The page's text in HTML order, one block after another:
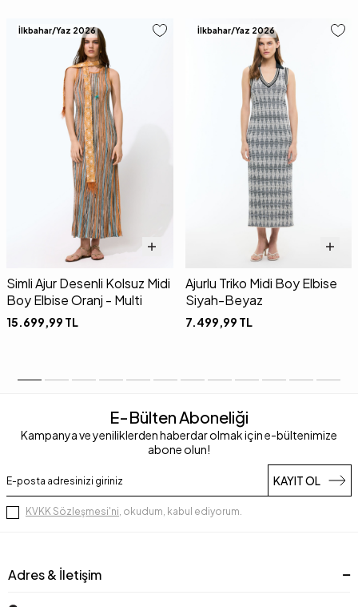
İlkbahar/Yaz 2026
Simli Ajur Desenli Kolsuz Midi
Boy Elbise Oranj - Multi
15.699,99 TL
İlkbahar/Yaz 2026
Ajurlu Triko Midi Boy Elbise
Siyah-Beyaz
7.499,99 TL
E-Bülten Aboneliği
Kampanya ve yeniliklerden haberdar olmak için e-bültenimize
abone olun!
KAYIT OL
KVKK Sözleşmesi'ni, okudum, kabul ediyorum.
Adres & İletişim